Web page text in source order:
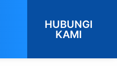
HUBUNGI
KAMI